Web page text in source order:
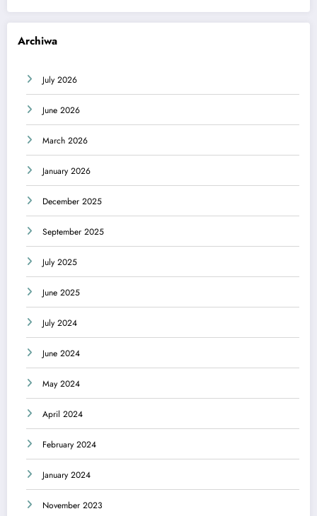
Archiwa
July 2026
June 2026
March 2026
January 2026
December 2025
September 2025
July 2025
June 2025
July 2024
June 2024
May 2024
April 2024
February 2024
January 2024
November 2023